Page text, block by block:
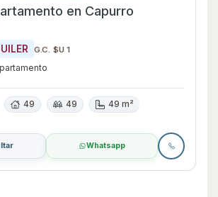
en Capurro
G.C. $U 1
49 49 49 m²
Whatsapp